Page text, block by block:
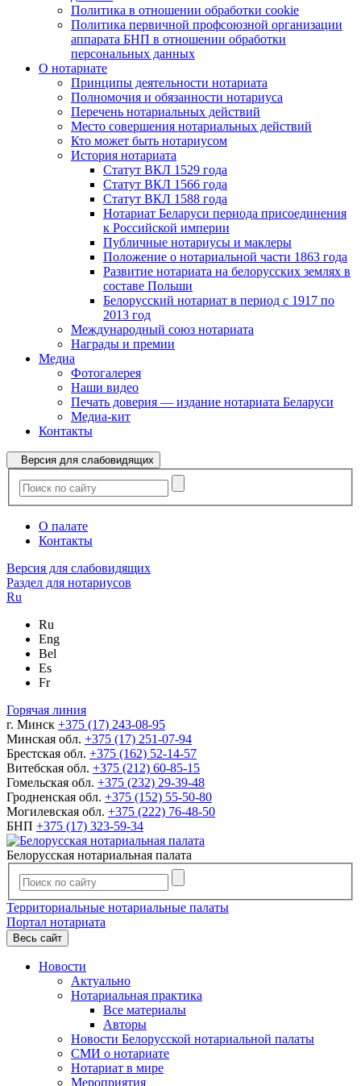
Политика в отношении обработки cookie
Политика первичной профсоюзной организации
аппарата БНП в отношении обработки
персональных данных
О нотариате
Принципы деятельности нотариата
Полномочия и обязанности нотариуса
Перечень нотариальных действий
Место совершения нотариальных действий
Кто может быть нотариусом
История нотариата
Статут ВКЛ 1529 года
Статут ВКЛ 1566 года
Статут ВКЛ 1588 года
Нотариат Беларуси периода присоединения
к Российской империи
Публичные нотариусы и маклеры
Положение о нотариальной части 1863 года
Развитие нотариата на белорусских землях в
составе Польши
Белорусский нотариат в период с 1917 по
2013 год
Международный союз нотариата
Награды и премии
Медиа
Фотогалерея
Наши видео
Печать доверия — издание нотариата Беларуси
Медиа-кит
Контакты
Версия для слабовидящих
О палате
Контакты
Версия для слабовидящих
Раздел для нотариусов
Ru
Ru
Eng
Bel
Es
Fr
Горячая линия
г. Минск +375 (17) 243-08-95
Минская обл. +375 (17) 251-07-94
Брестская обл. +375 (162) 52-14-57
Витебская обл. +375 (212) 60-85-15
Гомельская обл. +375 (232) 29-39-48
Гродненская обл. +375 (152) 55-50-80
Могилевская обл. +375 (222) 76-48-50
БНП +375 (17) 323-59-34
Белорусская нотариальная палата
Территориальные нотариальные палаты
Портал нотариата
Весь сайт
Новости
Актуально
Нотариальная практика
Все материалы
Авторы
Новости Белорусской нотариальной палаты
СМИ о нотариате
Нотариат в мире
Мероприятия